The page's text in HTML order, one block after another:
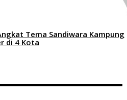
Tema Sandiwara Kampung
di 4 Kota